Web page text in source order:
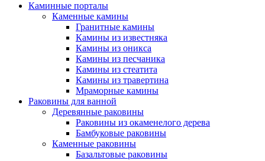
Каминные порталы
Каменные камины
Гранитные камины
Камины из известняка
Камины из оникса
Камины из песчаника
Камины из стеатита
Камины из травертина
Мраморные камины
Раковины для ванной
Деревянные раковины
Раковины из окаменелого дерева
Бамбуковые раковины
Каменные раковины
Базальтовые раковины